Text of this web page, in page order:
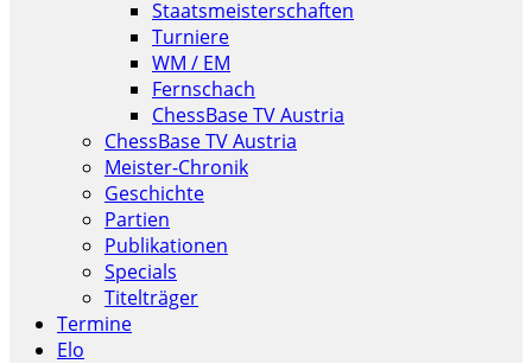
Staatsmeisterschaften
Turniere
WM / EM
Fernschach
ChessBase TV Austria
ChessBase TV Austria
Meister-Chronik
Geschichte
Partien
Publikationen
Specials
Titelträger
Termine
Elo